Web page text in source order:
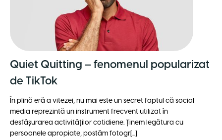
Quiet Quitting – fenomenul popularizat
de TikTok
În plină eră a vitezei, nu mai este un secret faptul că social
media reprezintă un instrument frecvent utilizat în
desfăşurarea activităţilor cotidiene. Ţinem legătura cu
persoanele apropiate, postăm fotogr[...]